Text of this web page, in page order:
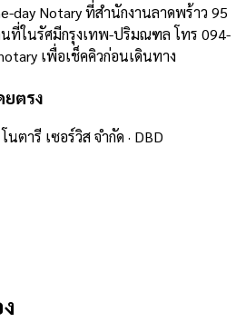
day Notary ที่สำนักงานลาดพร้าว 95
ที่ในรัศมีกรุงเทพ-ปริมณฑล โทร 094-
เพื่อเช็คคิวก่อนเดินทาง
ตรง
ตารี เซอร์วิส จำกัด · DBD